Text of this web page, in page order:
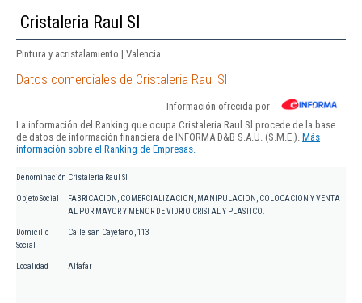
Cristaleria Raul Sl
Pintura y acristalamiento | Valencia
Datos comerciales de Cristaleria Raul Sl
Información ofrecida por
La información del Ranking que ocupa Cristaleria Raul Sl procede de la base
de datos de información financiera de INFORMA D&B S.A.U. (S.M.E.). Más
información sobre el Ranking de Empresas.
Denominación Cristaleria Raul Sl
Objeto Social
FABRICACION, COMERCIALIZACION, MANIPULACION, COLOCACION Y VENTA
AL POR MAYOR Y MENOR DE VIDRIO CRISTAL Y PLASTICO.
Domicilio
Social
Calle san Cayetano , 113
Localidad Alfafar